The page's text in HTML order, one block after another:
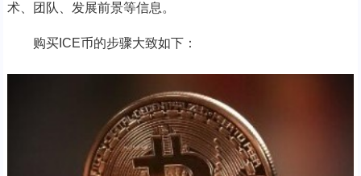
术、团队、发展前景等信息。
购买ICE币的步骤大致如下：